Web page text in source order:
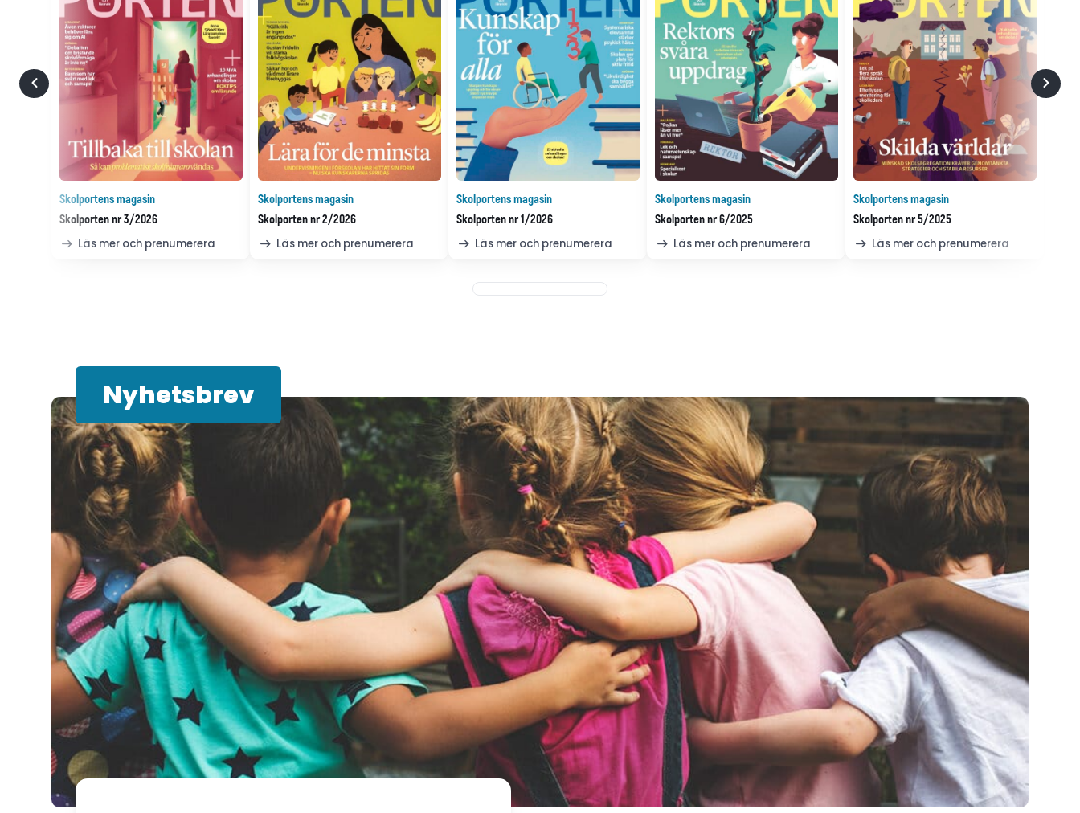
Skolportens magasin
Skolporten nr 3/2026
Läs mer och prenumerera
Skolportens magasin
Skolporten nr 2/2026
Läs mer och prenumerera
Skolportens magasin
Skolporten nr 1/2026
Läs mer och prenumerera
Skolportens magasin
Skolporten nr 6/2025
Läs mer och prenumerera
Skolportens magasin
Skolporten nr 5/2025
Läs mer och prenumerera
Nyhetsbrev